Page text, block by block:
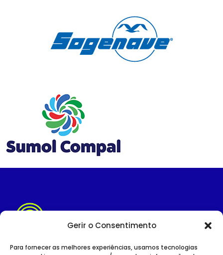
Gerir o Consentimento
Para fornecer as melhores experiências, usamos tecnologias